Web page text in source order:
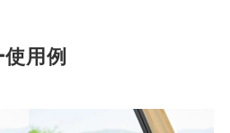
用例